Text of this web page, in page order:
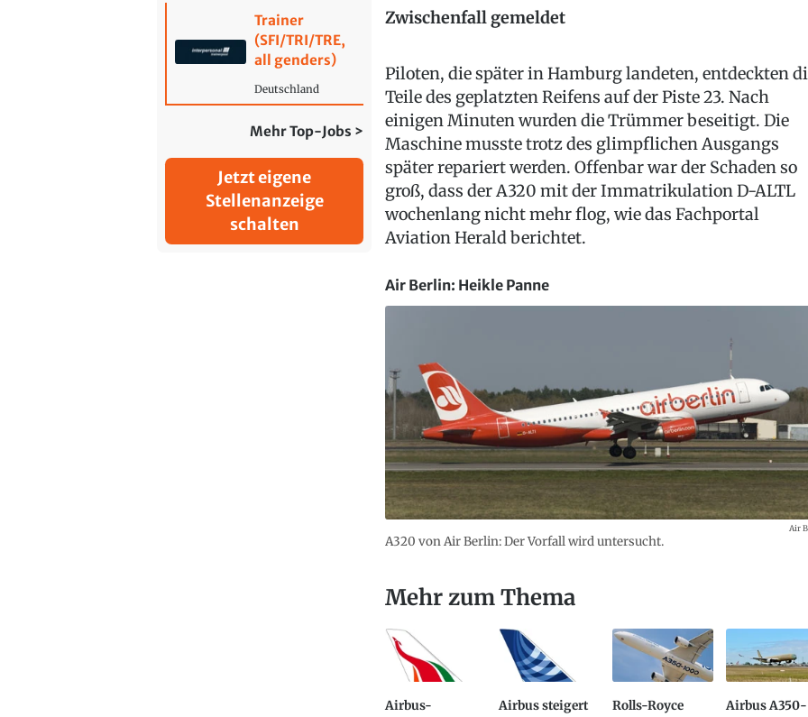
Trainer
(SFI/TRI/TRE,
all genders)
Deutschland
Mehr Top-Jobs >
Jetzt eigene
Stellenanzeige
schalten
Zwischenfall gemeldet
Piloten, die später in Hamburg landeten, entdeckten
Teile des geplatzten Reifens auf der Piste 23. Nach
einigen Minuten wurden die Trümmer beseitigt. Die
Maschine musste trotz des glimpflichen Ausgangs
später repariert werden. Offenbar war der Schaden so
groß, dass der A320 mit der Immatrikulation D-ALTL
wochenlang nicht mehr flog, wie das Fachportal
Aviation Herald berichtet.
Air Berlin: Heikle Panne
A320 von Air Berlin: Der Vorfall wird untersucht.
Air
Mehr zum Thema
Airbus-
Airbus steigert
Rolls-Royce
Airbus A350-